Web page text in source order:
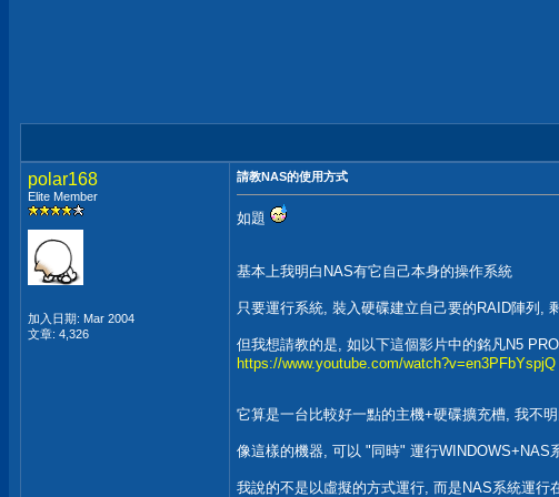
polar168
Elite Member
加入日期: Mar 2004
文章: 4,326
請教NAS的使用方式
如題
基本上我明白NAS有它自己本身的操作系統
只要運行系統, 裝入硬碟建立自己要的RAID陣列,
但我想請教的是, 如以下這個影片中的銘凡N5 PRO
https://www.youtube.com/watch?v=en3PFbYspjQ
它算是一台比較好一點的主機+硬碟擴充槽, 我不
像這樣的機器, 可以 "同時" 運行WINDOWS+NAS
我說的不是以虛擬的方式運行, 而是NAS系統運行